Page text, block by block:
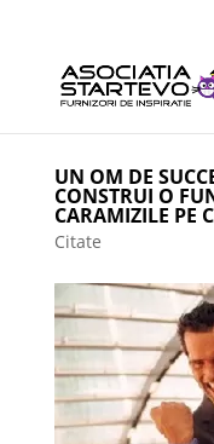
UN OM DE
CONSTRUI O
CARAMIZILE PE
Citate